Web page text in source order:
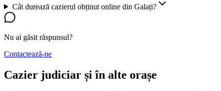
Cât durează cazierul obținut online din Galați?
Nu ai găsit răspunsul?
Contactează-ne
Cazier judiciar și în alte orașe